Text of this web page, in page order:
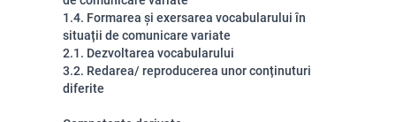
1.4. Formarea și exersarea vocabularului în
situații de comunicare variate
2.1. Dezvoltarea vocabularului
3.2. Redarea/ reproducerea unor conținuturi
diferite